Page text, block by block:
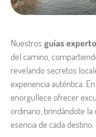
Nuestros guías
del camino,
revelando secretos
experiencia auténtica. En
enorgullece ofrecer
ordinario, brindándote
esencia de cada destino.